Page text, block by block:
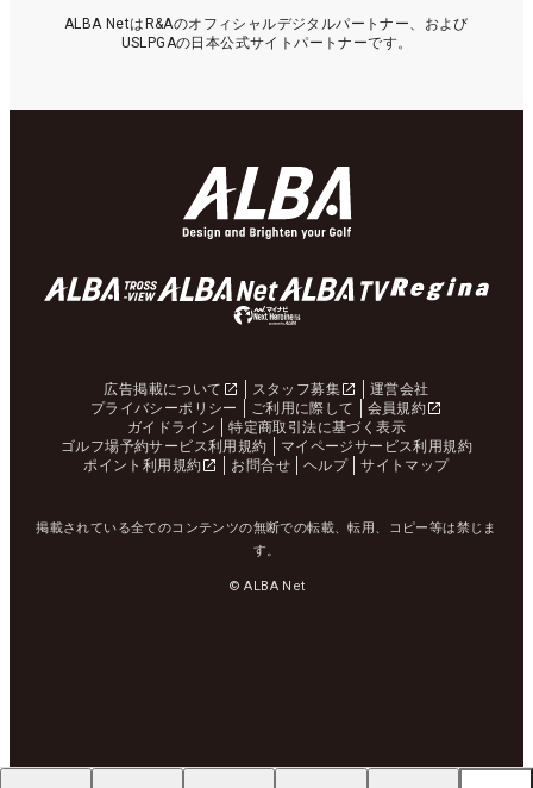
ALBA NetはR&Aのオフィシャルデジタルパートナー、および
USLPGAの日本公式サイトパートナーです。
広告掲載について スタッフ募集
運営会社
プライバシーポリシー
ご利用に際して
会員規約
ガイドライン
特定商取引法に基づく表示
ゴルフ場予約サービス利用規約
マイページサービス利用規約
ポイント利用規約
お問合せ ヘルプ サイトマップ
掲載されている全てのコンテンツの無断での転載、転用、コピー等は禁じま
す。
© ALBA Net